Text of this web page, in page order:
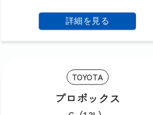
詳細を見る
TOYOTA
プロボックス